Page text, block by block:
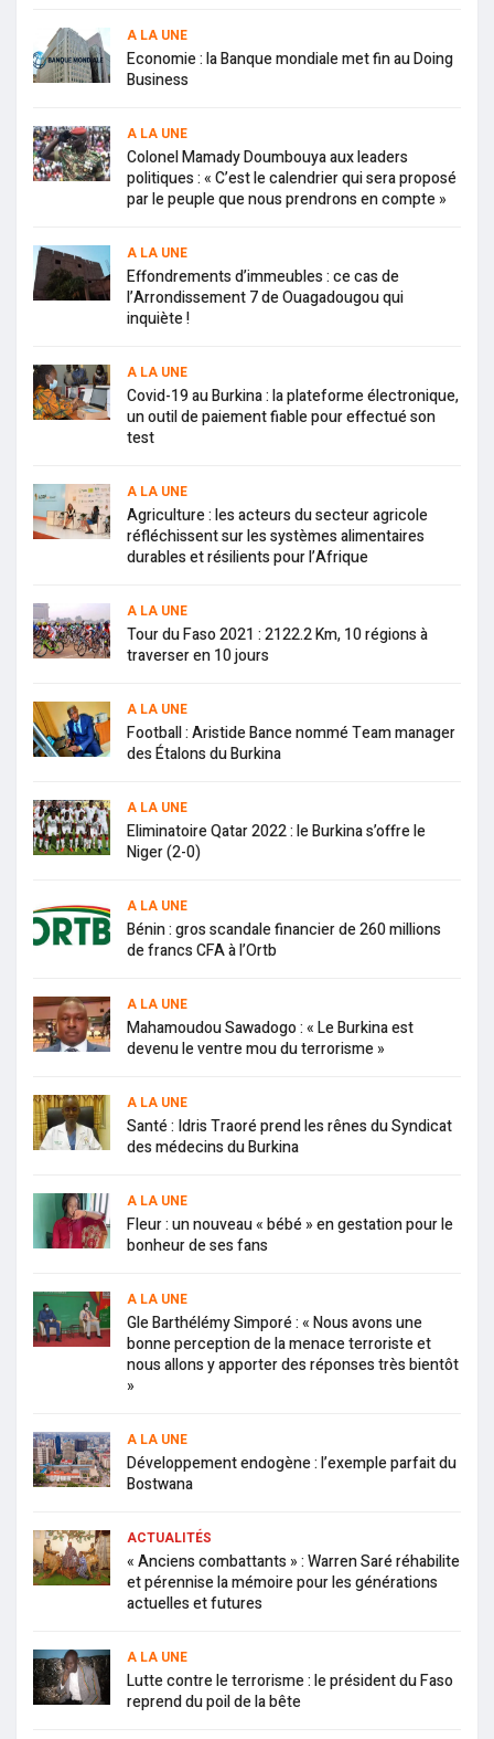
A LA UNE
Economie : la Banque mondiale met fin au Doing
Business
A LA UNE
Colonel Mamady Doumbouya aux leaders
politiques : « C’est le calendrier qui sera proposé
par le peuple que nous prendrons en compte »
A LA UNE
Effondrements d’immeubles : ce cas de
l’Arrondissement 7 de Ouagadougou qui
inquiète !
A LA UNE
Covid-19 au Burkina : la plateforme électronique,
un outil de paiement fiable pour effectué son
test
A LA UNE
Agriculture : les acteurs du secteur agricole
réfléchissent sur les systèmes alimentaires
durables et résilients pour l’Afrique
A LA UNE
Tour du Faso 2021 : 2122.2 Km, 10 régions à
traverser en 10 jours
A LA UNE
Football : Aristide Bance nommé Team manager
des Étalons du Burkina
A LA UNE
Eliminatoire Qatar 2022 : le Burkina s’offre le
Niger (2-0)
A LA UNE
Bénin : gros scandale financier de 260 millions
de francs CFA à l’Ortb
A LA UNE
Mahamoudou Sawadogo : « Le Burkina est
devenu le ventre mou du terrorisme »
A LA UNE
Santé : Idris Traoré prend les rênes du Syndicat
des médecins du Burkina
A LA UNE
Fleur : un nouveau « bébé » en gestation pour le
bonheur de ses fans
A LA UNE
Gle Barthélémy Simporé : « Nous avons une
bonne perception de la menace terroriste et
nous allons y apporter des réponses très bientôt
»
A LA UNE
Développement endogène : l’exemple parfait du
Bostwana
ACTUALITÉS
« Anciens combattants » : Warren Saré réhabilite
et pérennise la mémoire pour les générations
actuelles et futures
A LA UNE
Lutte contre le terrorisme : le président du Faso
reprend du poil de la bête